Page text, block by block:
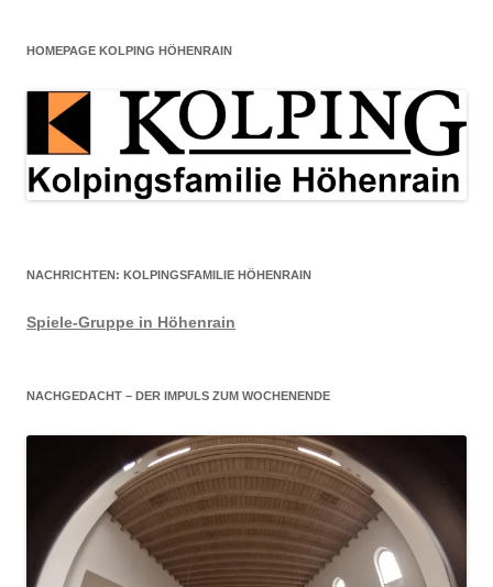
HOMEPAGE KOLPING HÖHENRAIN
NACHRICHTEN: KOLPINGSFAMILIE HÖHENRAIN
Spiele-Gruppe in Höhenrain
NACHGEDACHT – DER IMPULS ZUM WOCHENENDE